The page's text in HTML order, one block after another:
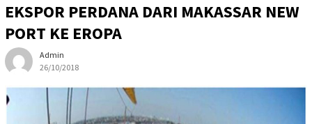
EKSPOR PERDANA DARI MAKASSAR NEW
PORT KE EROPA
Admin
26/10/2018